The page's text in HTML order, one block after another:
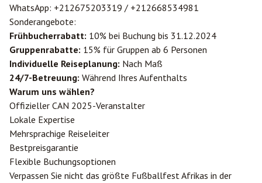
WhatsApp: +212675203319 / +212668534981
Sonderangebote:
Frühbucherrabatt: 10% bei Buchung bis 31.12.2024
Gruppenrabatte: 15% für Gruppen ab 6 Personen
Individuelle Reiseplanung: Nach Maß
24/7-Betreuung: Während Ihres Aufenthalts
Warum uns wählen?
Offizieller CAN 2025-Veranstalter
Lokale Expertise
Mehrsprachige Reiseleiter
Bestpreisgarantie
Flexible Buchungsoptionen
Verpassen Sie nicht das größte Fußballfest Afrikas in der